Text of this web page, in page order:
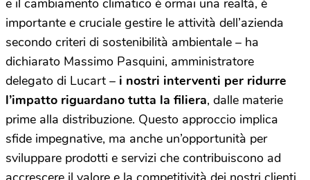
e il cambiamento climatico è ormai una realtà, è
importante e cruciale gestire le attività dell’azienda
secondo criteri di sostenibilità ambientale – ha
dichiarato Massimo Pasquini, amministratore
delegato di Lucart – i nostri interventi per ridurre
l’impatto riguardano tutta la filiera, dalle materie
prime alla distribuzione. Questo approccio implica
sfide impegnative, ma anche un’opportunità per
sviluppare prodotti e servizi che contribuiscono ad